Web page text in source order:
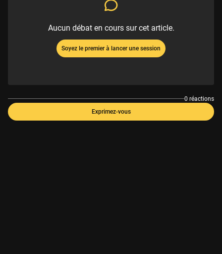
Aucun débat en cours sur cet article.
Soyez le premier à lancer une session
0 réactions
Exprimez-vous